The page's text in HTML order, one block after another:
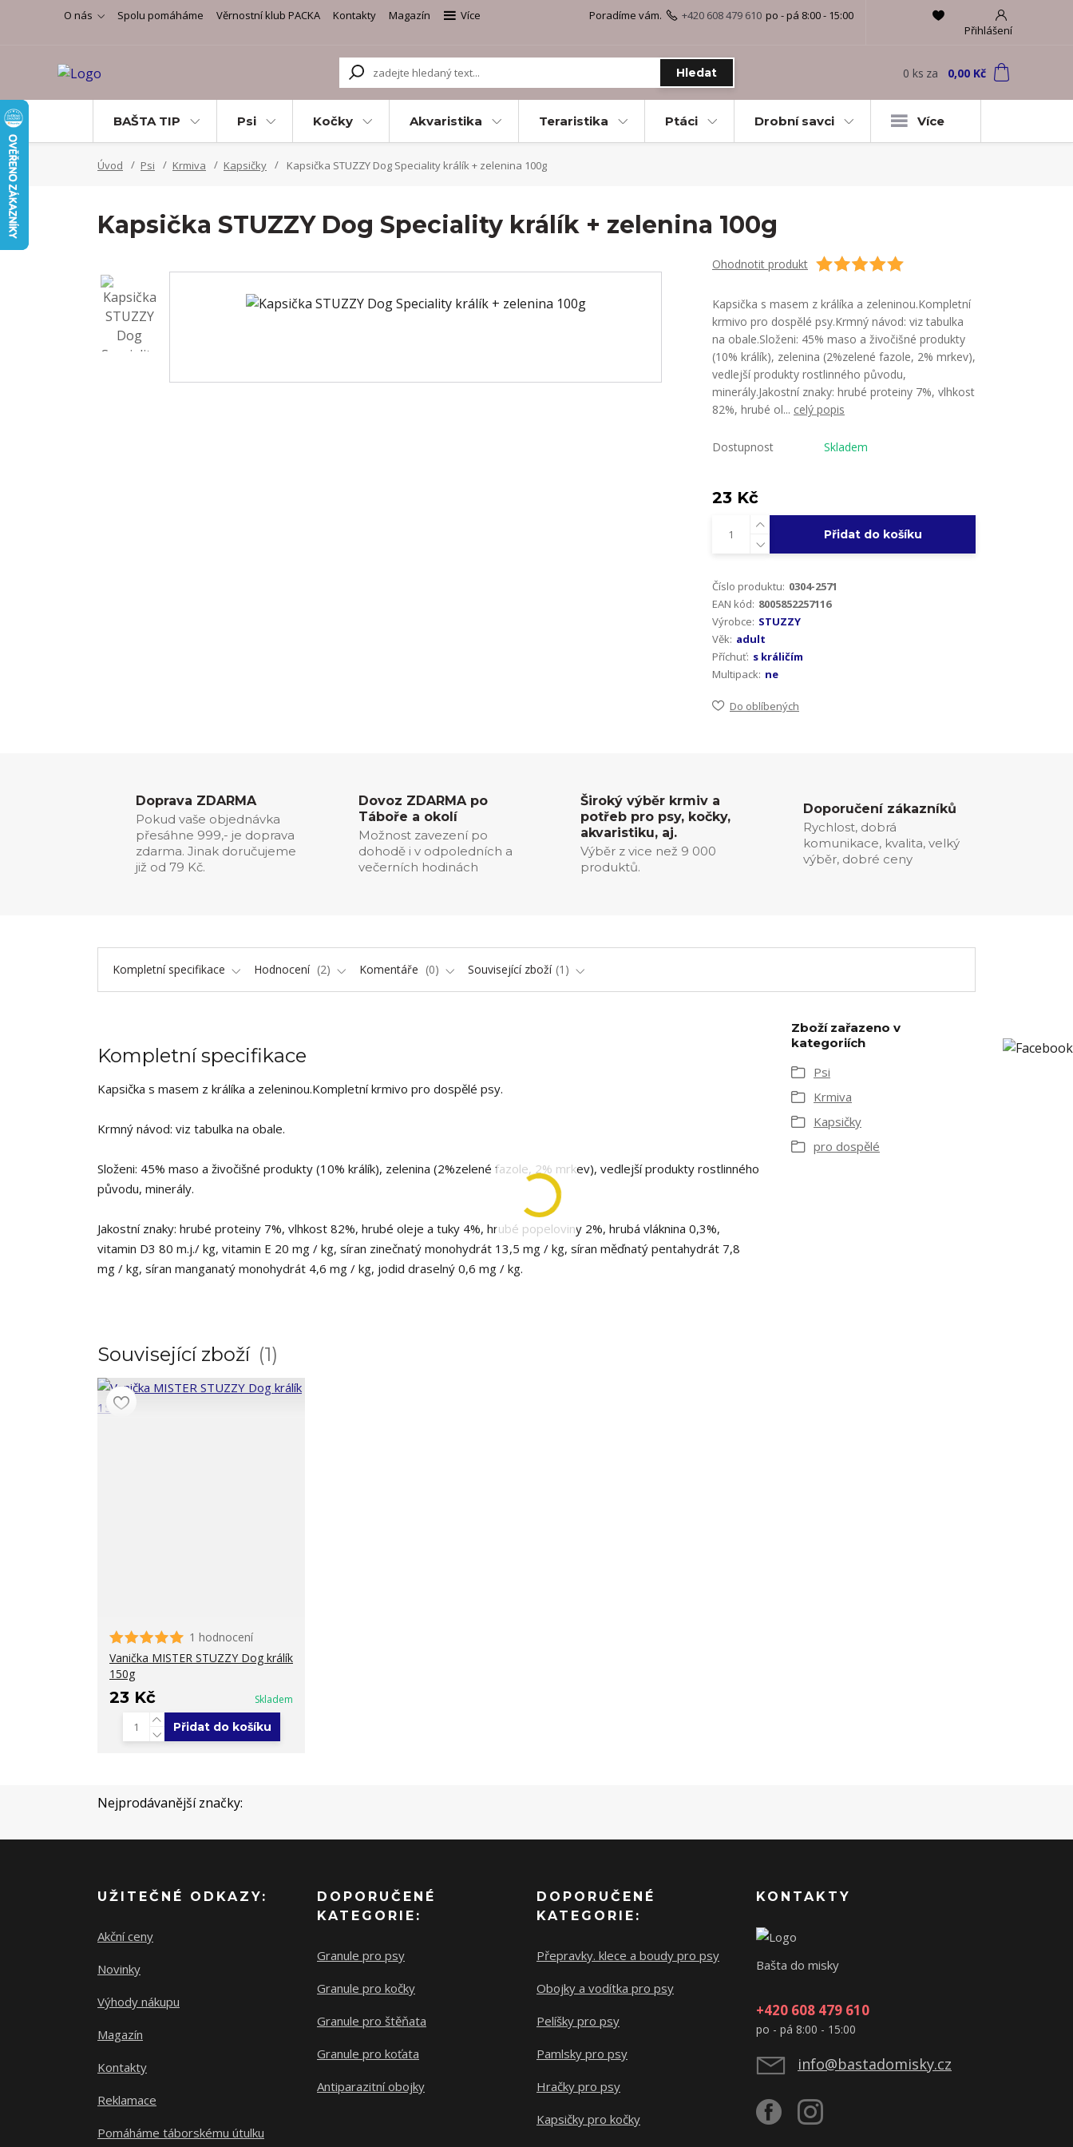
O nás Spolu pomáháme Věrnostní klub PACKA Kontakty Magazín
Více
Přihlášení
Hledat
Poradíme vám. +420 608 479 610 po - pá 8:00 - 15:00
0 ks za 0,00 Kč
BAŠTA TIP Psi Kočky Akvaristika Teraristika Ptáci Drobní savci Více
Úvod Psi Krmiva Kapsičky Kapsička STUZZY Dog Speciality králík + zelenina 100g
Kapsička STUZZY Dog Speciality králík + zelenina 100g
Ohodnotit produkt
Kapsička s masem z králíka a zeleninou.Kompletní
krmivo pro dospělé psy.Krmný návod: viz tabulka
na obale.Složeni: 45% maso a živočišné produkty
(10% králík), zelenina (2%zelené fazole, 2% mrkev),
vedlejší produkty rostlinného původu,
minerály.Jakostní znaky: hrubé proteiny 7%, vlhkost
82%, hrubé ol... celý popis
Dostupnost Skladem
23 Kč
Přidat do košíku
Číslo produktu: 0304-2571
EAN kód: 8005852257116
Výrobce: STUZZY
Věk: adult
Příchuť: s králičím
Multipack: ne
Do oblíbených
Doprava ZDARMA
Pokud vaše objednávka
přesáhne 999,- je doprava
zdarma. Jinak doručujeme
již od 79 Kč.
Dovoz ZDARMA po
Táboře a okolí
Možnost zavezení po
dohodě i v odpoledních a
večerních hodinách
Široký výběr krmiv a
potřeb pro psy, kočky,
akvaristiku, aj.
Výběr z vice než 9 000
produktů.
Doporučení zákazníků
Rychlost, dobrá
komunikace, kvalita, velký
výběr, dobré ceny
Kompletní specifikace Hodnocení 2 Komentáře 0 Související zboží 1
Kompletní specifikace
Kapsička s masem z králíka a zeleninou.Kompletní krmivo pro dospělé psy.
Krmný návod: viz tabulka na obale.
Složeni: 45% maso a živočišné produkty (10% králík), zelenina (2%zelené fazole, 2% mrkev), vedlejší produkty rostlinného
původu, minerály.
Jakostní znaky: hrubé proteiny 7%, vlhkost 82%, hrubé oleje a tuky 4%, hrubé popeloviny 2%, hrubá vláknina 0,3%,
vitamin D3 80 m.j./ kg, vitamin E 20 mg / kg, síran zinečnatý monohydrát 13,5 mg / kg, síran měďnatý pentahydrát 7,8
mg / kg, síran manganatý monohydrát 4,6 mg / kg, jodid draselný 0,6 mg / kg.
Zboží zařazeno v
kategoriích
Psi
Krmiva
Kapsičky
pro dospělé
Související zboží 1
1 hodnocení
Vanička MISTER STUZZY Dog králík
150g
23 Kč Skladem
Přidat do košíku
Nejprodávanější značky:
UŽITEČNÉ ODKAZY:
Akční ceny
Novinky
Výhody nákupu
Magazín
Kontakty
Reklamace
Pomáháme táborskému útulku
DOPORUČENÉ
KATEGORIE:
Granule pro psy
Granule pro kočky
Granule pro štěňata
Granule pro koťata
Antiparazitní obojky
DOPORUČENÉ
KATEGORIE:
Přepravky. klece a boudy pro psy
Obojky a vodítka pro psy
Pelíšky pro psy
Pamlsky pro psy
Hračky pro psy
Kapsičky pro kočky
KONTAKTY
Bašta do misky
+420 608 479 610
po - pá 8:00 - 15:00
info@bastadomisky.cz